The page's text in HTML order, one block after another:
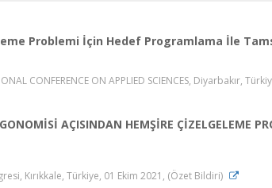
Problemi İçin Hedef Programlama İle
CONFERENCE ON APPLIED SCIENCES, Diyarbakır,
AÇISINDAN HEMŞİRE ÇİZELGELEME
Kırıkkale, Türkiye, 01 Ekim 2021, (Özet Bildiri)